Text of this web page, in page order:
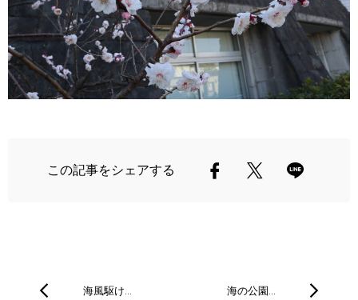
この記事をシェアする
海風駆け… 海の公園…